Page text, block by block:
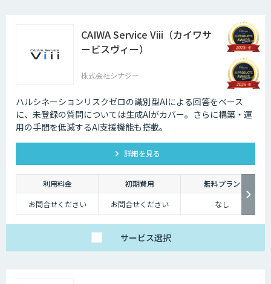
CAIWA Service Viii（カイワサ
ービスヴィー）
株式会社シナジー
ハルシネーションリスクゼロの識別型AIによる回答をベース
に、未登録の質問については⽣成AIがカバー。さらに構築・運
⽤の⼿間を低減するAI⽀援機能も搭載。
詳細を見る
利用料金 初期費用
無料プラン
お問合せください
お問合せください なし
サービス選択